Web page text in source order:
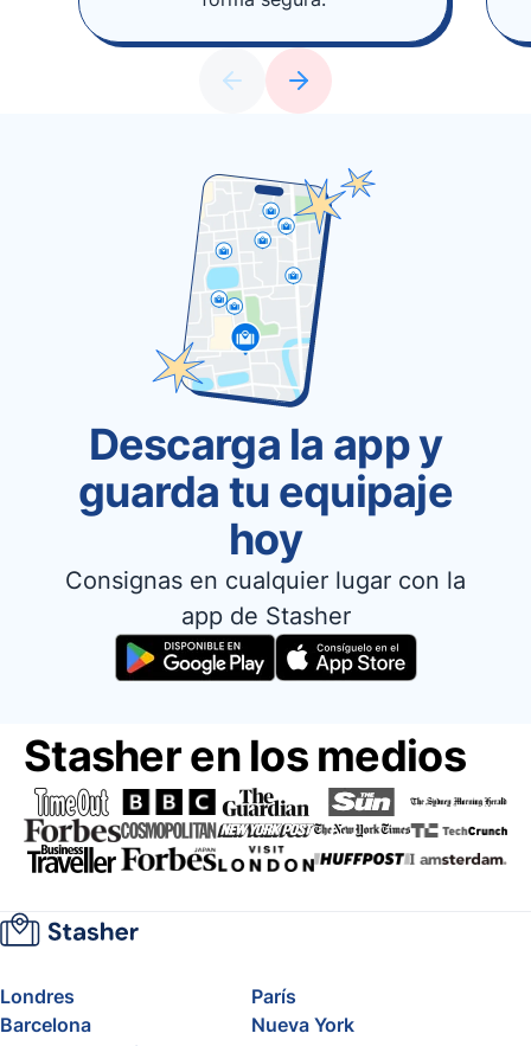
Descarga la app y
guarda tu equipaje
hoy
Consignas en cualquier lugar con la
app de Stasher
Stasher en los medios
Londres
París
Barcelona
Nueva York